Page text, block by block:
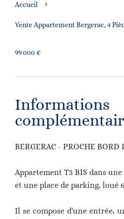
Accueil
Vente Appartement Bergerac, 4
99 000 €
Informations
BERGERAC - PROCHE BORD
Appartement T3 BIS dans
et une place de parking, loué
Il se compose d'une entrée,